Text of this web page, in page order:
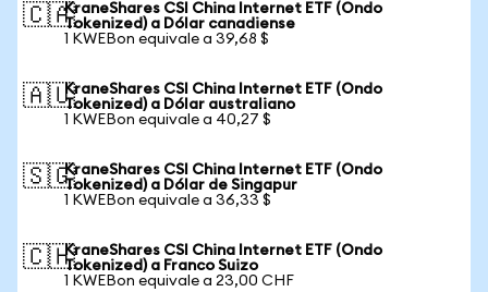
🇨🇦KraneShares CSI China Internet ETF (Ondo
Tokenized) a Dólar canadiense
1 KWEBon equivale a 39,68 $
🇦🇺KraneShares CSI China Internet ETF (Ondo
Tokenized) a Dólar australiano
1 KWEBon equivale a 40,27 $
🇸🇬KraneShares CSI China Internet ETF (Ondo
Tokenized) a Dólar de Singapur
1 KWEBon equivale a 36,33 $
🇨🇭KraneShares CSI China Internet ETF (Ondo
Tokenized) a Franco Suizo
1 KWEBon equivale a 23,00 CHF